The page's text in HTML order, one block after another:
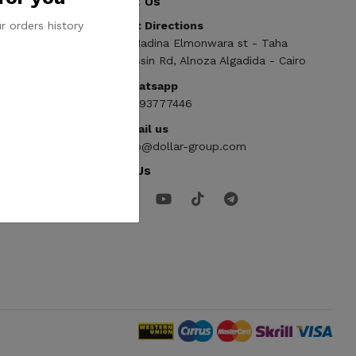
Get Directions
ElMadina Elmonwara st - Taha
Hussin Rd, Alnoza Algadida - Cairo
Whatsapp
01093777446
Email us
info@dollar-group.com
Follow Us
orders history